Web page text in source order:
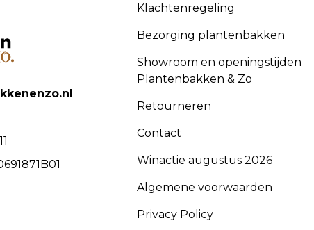
Klachtenregeling
Bezorging plantenbakken
Showroom en openingstijden
Plantenbakken & Zo
Retourneren
Contact
Winactie augustus 2026
Algemene voorwaarden
Privacy Policy